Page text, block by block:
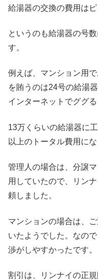
給湯器の交換の費用は
というのも給湯器の号
す。
例えば、マンション用
を賄うのは24号の給湯器
インターネットでググ
13万くらいの給湯器に
以上のトータル費用にな
管理人の場合は、分譲
用していたので、リン
頼しました。
マンションの場合は、
いたようでした。なの
渉がしやすかったです。
割引は、リンナイの正